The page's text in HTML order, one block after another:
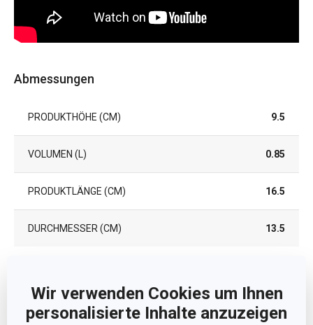
Wir verwenden Cookies um Ihnen
personalisierte Inhalte anzuzeigen
Abmessungen
PRODUKTHÖHE (CM) 9.5
VOLUMEN (L) 0.85
PRODUKTLÄNGE (CM) 16.5
DURCHMESSER (CM) 13.5
FÜR DEN KÜHLSCHRANK
Ja